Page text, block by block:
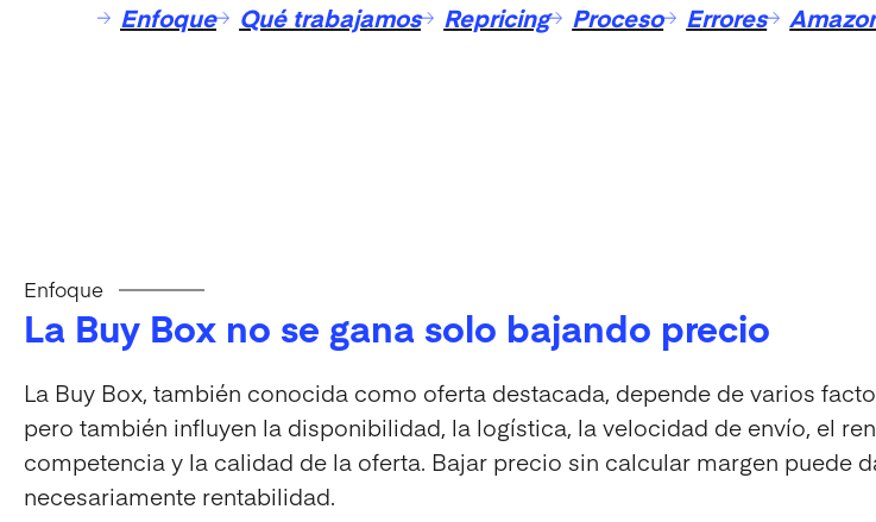
Enfoque Qué trabajamos Repricing Proceso Errores
Enfoque
La Buy Box no se gana solo bajando precio
La Buy Box, también conocida como oferta destacada, depende de varios
pero también influyen la disponibilidad, la logística, la velocidad de envío, el
competencia y la calidad de la oferta. Bajar precio sin calcular margen puede
necesariamente rentabilidad.